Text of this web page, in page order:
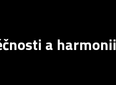
a harmonii